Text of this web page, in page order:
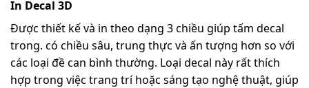
In Decal 3D
Được thiết kế và in theo dạng 3 chiều giúp tấm decal
trong. có chiều sâu, trung thực và ấn tượng hơn so với
các loại đề can bình thường. Loại decal này rất thích
hợp trong việc trang trí hoặc sáng tạo nghệ thuật, giúp